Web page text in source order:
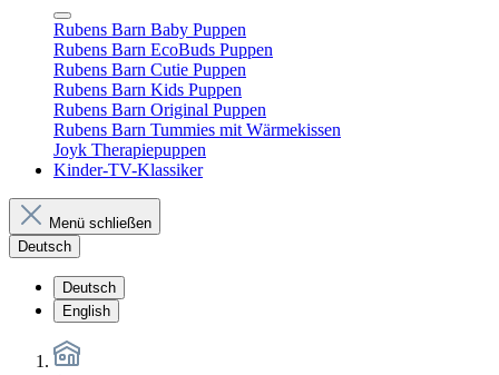
Rubens Barn Baby Puppen
Rubens Barn EcoBuds Puppen
Rubens Barn Cutie Puppen
Rubens Barn Kids Puppen
Rubens Barn Original Puppen
Rubens Barn Tummies mit Wärmekissen
Joyk Therapiepuppen
Kinder-TV-Klassiker
Menü schließen
Deutsch
Deutsch
English